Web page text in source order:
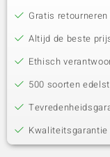
Gratis
Altijd de beste
Ethisch
500 soorten